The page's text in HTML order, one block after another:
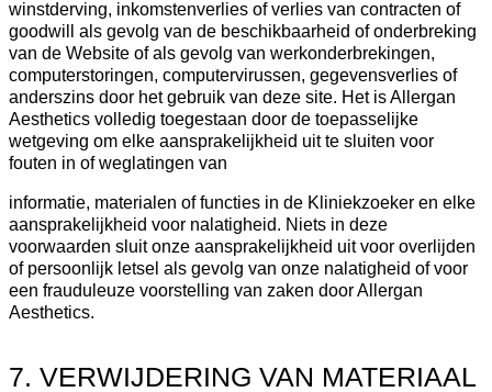
winstderving, inkomstenverlies of verlies van contracten of
goodwill als gevolg van de beschikbaarheid of onderbreking
van de Website of als gevolg van werkonderbrekingen,
computerstoringen, computervirussen, gegevensverlies of
anderszins door het gebruik van deze site. Het is Allergan
Aesthetics volledig toegestaan door de toepasselijke
wetgeving om elke aansprakelijkheid uit te sluiten voor
fouten in of weglatingen van
informatie, materialen of functies in de Kliniekzoeker en elke
aansprakelijkheid voor nalatigheid. Niets in deze
voorwaarden sluit onze aansprakelijkheid uit voor overlijden
of persoonlijk letsel als gevolg van onze nalatigheid of voor
een frauduleuze voorstelling van zaken door Allergan
Aesthetics.
7. VERWIJDERING VAN MATERIAAL